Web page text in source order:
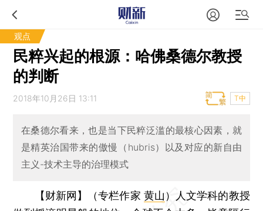
观点
民粹兴起的根源：哈佛桑德尔教授
的判断
2018年10月26日 13:11 T中
在桑德尔看来，也是当下民粹泛滥的最核心因素，就
是精英治国带来的傲慢（hubris）以及对应的新自由
主义-技术主导的治理模式
【财新网】（专栏作家 黄山 ）
人文学科的教授